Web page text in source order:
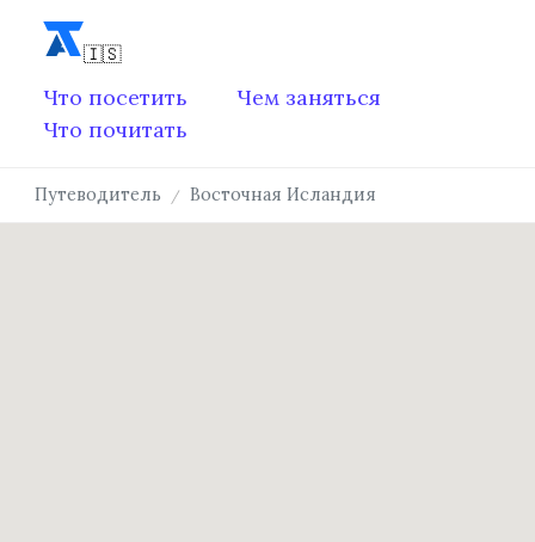
Что посетить
Чем заняться
Что почитать
Путеводитель Восточная Исландия